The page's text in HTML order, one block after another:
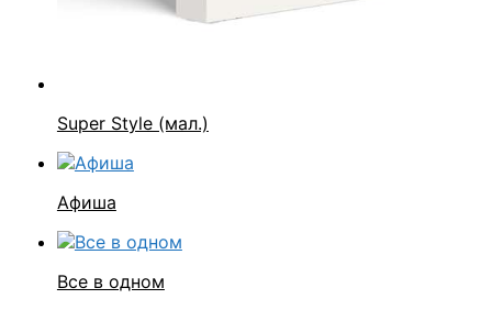
Super Style (мал.)
Афиша
Все в одном